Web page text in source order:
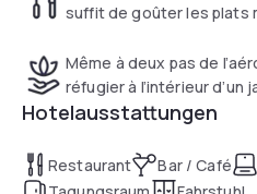
suffit de goûter les plats
Même à deux pas de
réfugier à l’intérieur d’un
Hotelausstattungen
Restaurant Bar / Café